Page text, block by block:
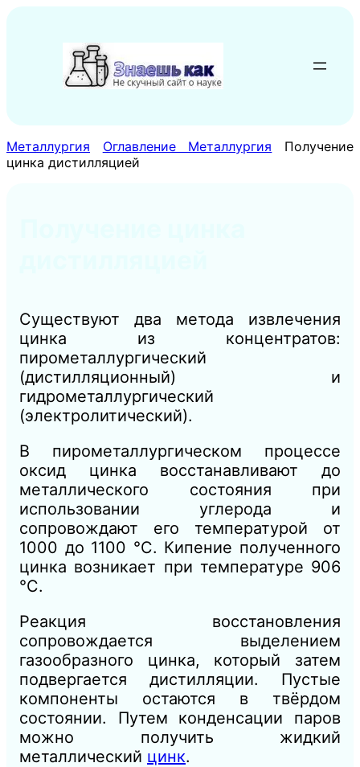
содержимому
Металлургия Оглавление Металлургия
Получение
цинка дистилляцией
Существуют два метода извлечения
цинка из концентратов:
пирометаллургический
(дистилляционный) и
гидрометаллургический
(электролитический).
В пирометаллургическом процессе
оксид цинка восстанавливают до
металлического состояния при
использовании углерода и
сопровождают его температурой от
1000 до 1100 °C. Кипение полученного
цинка возникает при температуре 906
°C.
Реакция восстановления
сопровождается выделением
газообразного цинка, который затем
подвергается дистилляции. Пустые
компоненты остаются в твёрдом
состоянии. Путем конденсации паров
можно получить жидкий
металлический цинк.